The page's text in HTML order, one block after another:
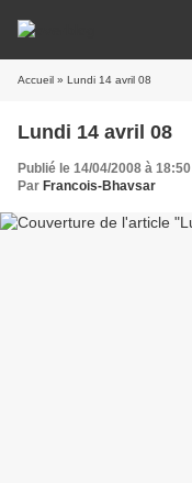
Accueil » Lundi 14 avril 08
Lundi 14 avril 08
Publié le 14/04/2008 à 18:50
Par Francois-Bhavsar